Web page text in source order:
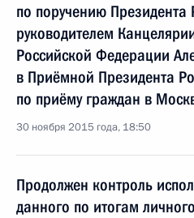
по поручению
руководителем
Российской Федерации
в Приёмной Президента
по приёму граждан в
30 ноября 2015 года, 18:50
Продолжен контроль
данного по итогам